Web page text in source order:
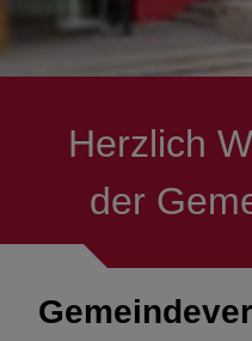
Herzlich
der